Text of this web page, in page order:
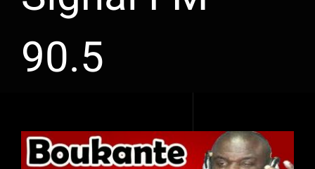
90.5
Voir
l'image